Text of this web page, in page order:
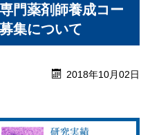
門薬剤師養成コー
集について
2018年10月02日